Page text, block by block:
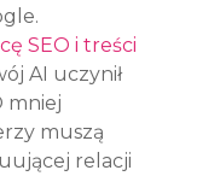
SEO i treści
AI uczynił
mniej
muszą
relacji